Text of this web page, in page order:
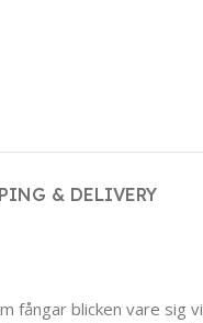
& DELIVERY
fångar blicken vare